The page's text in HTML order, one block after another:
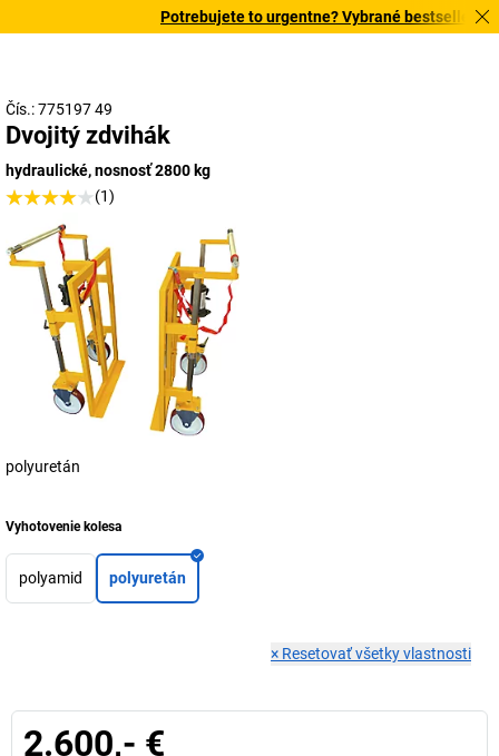
Potrebujete to urgentne? Vybrané bestsellery
Čís.: 775197 49
Dvojitý zdvihák
hydraulické, nosnosť 2800 kg
(1)
polyuretán
Vyhotovenie kolesa
polyamid polyuretán
× Resetovať všetky vlastnosti
2.600,- €